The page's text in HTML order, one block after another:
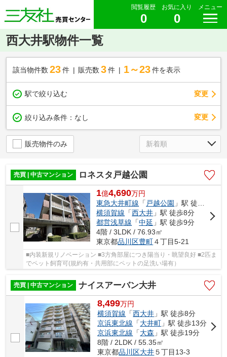
閲覧履歴
0
お気に入り
0
メニュー
西大井駅物件一覧
該当物件数 23件 販売数 3 件 1～23 件を表示
駅で絞り込む 変更
絞り込み条件： なし 変更
販売物件のみ
売買 | 中古マンション ロネスタ戸越公園
1億4,690万円
東急大井町線 「 戸越公園 」駅 徒歩5分
横須賀線 「西大井 」駅 徒歩8分
都営浅草線 「中延 」駅 徒歩9分
4階 / 3LDK / 76.93㎡
東京都品川区豊町４丁目5-21
■内装新規リノベーション ■3方角部屋につき陽当り・眺望良好 ■2匹ま
でペット飼育可(規約有・共用部にペットの足洗い場有）
売買 | 中古マンション ナイスアーバン大井
8,499万円
横須賀線 「西大井 」駅 徒歩8分
京浜東北線 「大井町 」駅 徒歩13分
京浜東北線 「大森 」駅 徒歩19分
8階 / 2LDK / 55.35㎡
東京都品川区大井５丁目13-3